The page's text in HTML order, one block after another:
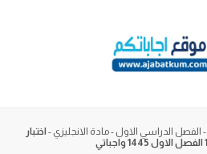
- الفصل الدراسي الاول -مادة الانجليزي - اختبار